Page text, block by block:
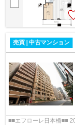
売買 | 中古マンション
■■エフローレ日本橋■■ 2002年9月17日(平成14年9月17日)築 東京メトロ日比